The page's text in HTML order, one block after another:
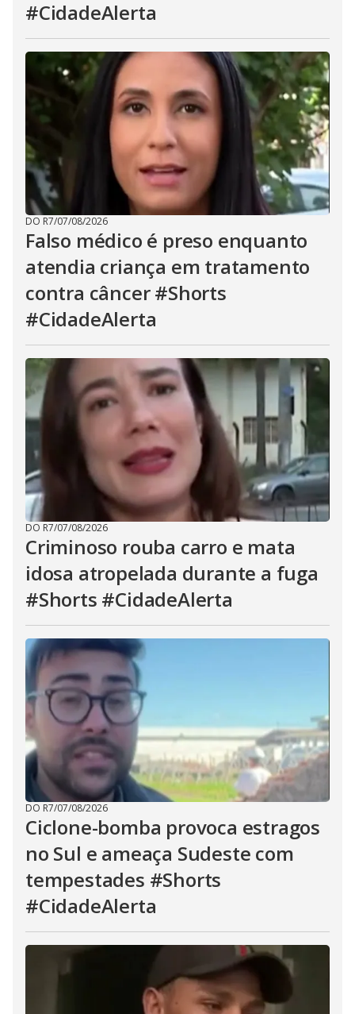
#CidadeAlerta
DO R7/07/08/2026
Falso médico é preso enquanto
atendia criança em tratamento
contra câncer #Shorts
#CidadeAlerta
DO R7/07/08/2026
Criminoso rouba carro e mata
idosa atropelada durante a fuga
#Shorts #CidadeAlerta
DO R7/07/08/2026
Ciclone-bomba provoca estragos
no Sul e ameaça Sudeste com
tempestades #Shorts
#CidadeAlerta